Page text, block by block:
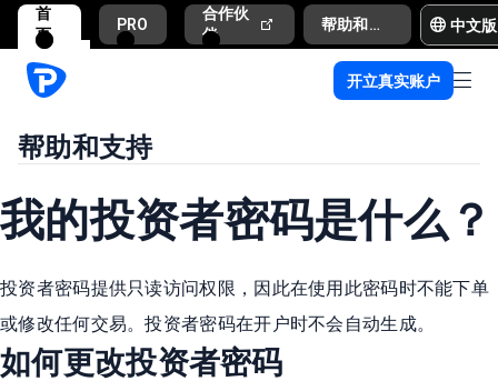
首
页
PRO
合作伙
伴
帮助和支持 中文版
开立真实账户
帮助和支持
我的投资者密码是什么？
投资者密码提供只读访问权限，因此在使用此密码时不能下单
或修改任何交易。投资者密码在开户时不会自动生成。
如何更改投资者密码